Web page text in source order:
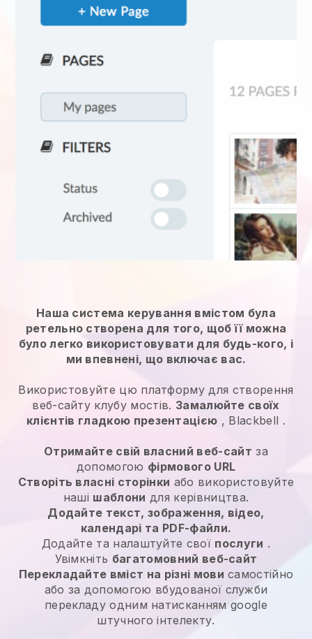
Наша система керування вмістом була
ретельно створена для того, щоб її можна
було легко використовувати для будь-кого, і
ми впевнені, що включає вас.
Використовуйте цю платформу для створення
веб-сайту клубу мостів. Замалюйте своїх
клієнтів гладкою презентацією , Blackbell .
Отримайте свій власний веб-сайт за
допомогою фірмового URL
Створіть власні сторінки або використовуйте
наші шаблони для керівництва.
Додайте текст, зображення, відео,
календарі та PDF-файли.
Додайте та налаштуйте свої послуги .
Увімкніть багатомовний веб-сайт
Перекладайте вміст на різні мови самостійно
або за допомогою вбудованої служби
перекладу одним натисканням google
штучного інтелекту.